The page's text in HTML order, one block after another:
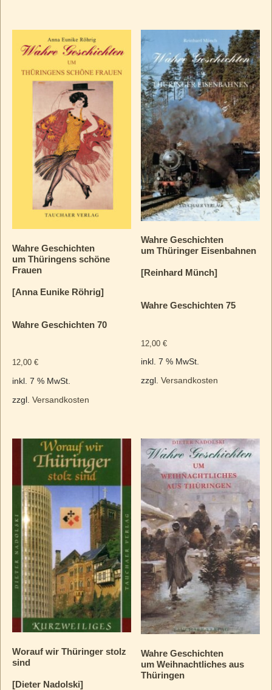
Wahre Geschichten
um Thüringens schöne
Frauen
[Anna Eunike Röhrig]
Wahre Geschichten 70
12,00 €
inkl. 7 % MwSt.
zzgl. Versandkosten
Wahre Geschichten
um Thüringer Eisenbahnen
[Reinhard Münch]
Wahre Geschichten 75
12,00€
inkl. 7 % MwSt.
zzgl.Versandkosten
Worauf wir Thüringer stolz
sind
[Dieter Nadolski]
Wahre Geschichten
um Weihnachtliches aus
Thüringen